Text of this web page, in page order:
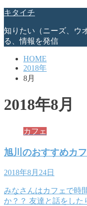
キタイチ
知りたい（ニーズ、ウ
る、情報を発信
HOME
2018年
8月
2018年8月
カフェ
旭川のおすすめカ
2018年8月24日
みなさんはカフェで時
か？？ 友達と話をした